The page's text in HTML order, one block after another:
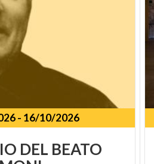
- 16/10/2026
DEL BEATO